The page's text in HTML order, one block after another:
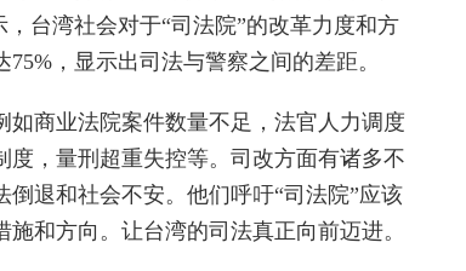
台湾社会对于“司法院”的改革力度和方
，显示出司法与警察之间的差距。
商业法院案件数量不足，法官人力调度
，量刑超重失控等。司改方面有诸多不
退和社会不安。他们呼吁“司法院”应该
和方向。让台湾的司法真正向前迈进。